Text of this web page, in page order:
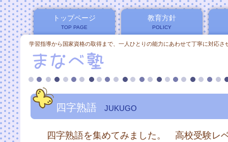
学習指導から国家資格の取得まで、一人ひとりの能力にあわせて丁寧に対応
四字熟語 JUKUGO
四字熟語を集めてみました。 高校受験レ
トップページ
TOP PAGE
教育方針
POLICY